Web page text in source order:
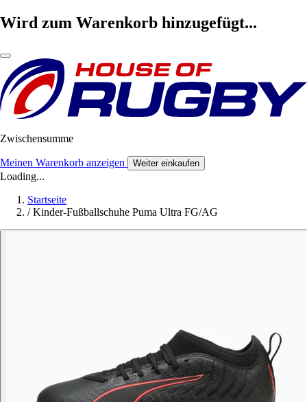
Wird zum Warenkorb hinzugefügt...
Zwischensumme
Meinen Warenkorb anzeigen Weiter einkaufen
Loading...
Startseite
/ Kinder-Fußballschuhe Puma Ultra FG/AG